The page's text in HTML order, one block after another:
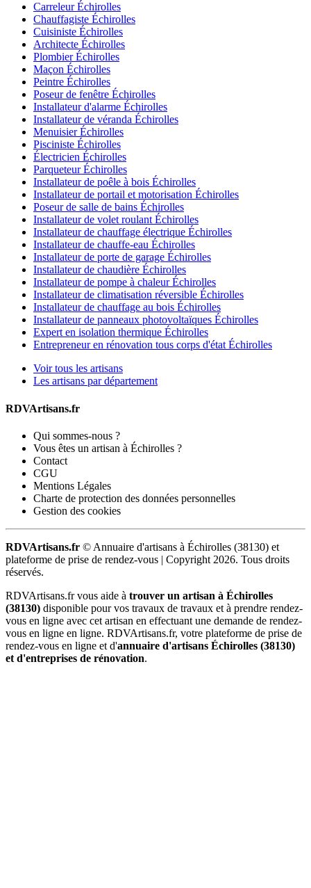
Carreleur Échirolles
Chauffagiste Échirolles
Cuisiniste Échirolles
Architecte Échirolles
Plombier Échirolles
Maçon Échirolles
Peintre Échirolles
Poseur de fenêtre Échirolles
Installateur d'alarme Échirolles
Installateur de véranda Échirolles
Menuisier Échirolles
Pisciniste Échirolles
Électricien Échirolles
Parqueteur Échirolles
Installateur de poêle à bois Échirolles
Installateur de portail et motorisation Échirolles
Poseur de salle de bains Échirolles
Installateur de volet roulant Échirolles
Installateur de chauffage électrique Échirolles
Installateur de chauffe-eau Échirolles
Installateur de porte de garage Échirolles
Installateur de chaudière Échirolles
Installateur de pompe à chaleur Échirolles
Installateur de climatisation réversible Échirolles
Installateur de chauffage au bois Échirolles
Installateur de panneaux photovoltaïques Échirolles
Expert en isolation thermique Échirolles
Entrepreneur en rénovation tous corps d'état Échirolles
Voir tous les artisans
Les artisans par département
RDVArtisans.fr
Qui sommes-nous ?
Vous êtes un artisan à Échirolles ?
Contact
CGU
Mentions Légales
Charte de protection des données personnelles
Gestion des cookies
RDVArtisans.fr © Annuaire d'artisans à Échirolles (38130) et
plateforme de prise de rendez-vous | Copyright 2026. Tous droits
réservés.
RDVArtisans.fr vous aide à trouver un artisan à Échirolles
(38130) disponible pour vos travaux de travaux et à prendre rendez-
vous en ligne avec cet artisan en effectuant une demande de rendez-
vous en ligne en ligne. RDVArtisans.fr, votre plateforme de prise de
rendez-vous en ligne et d'annuaire d'artisans Échirolles (38130)
et d'entreprises de rénovation.